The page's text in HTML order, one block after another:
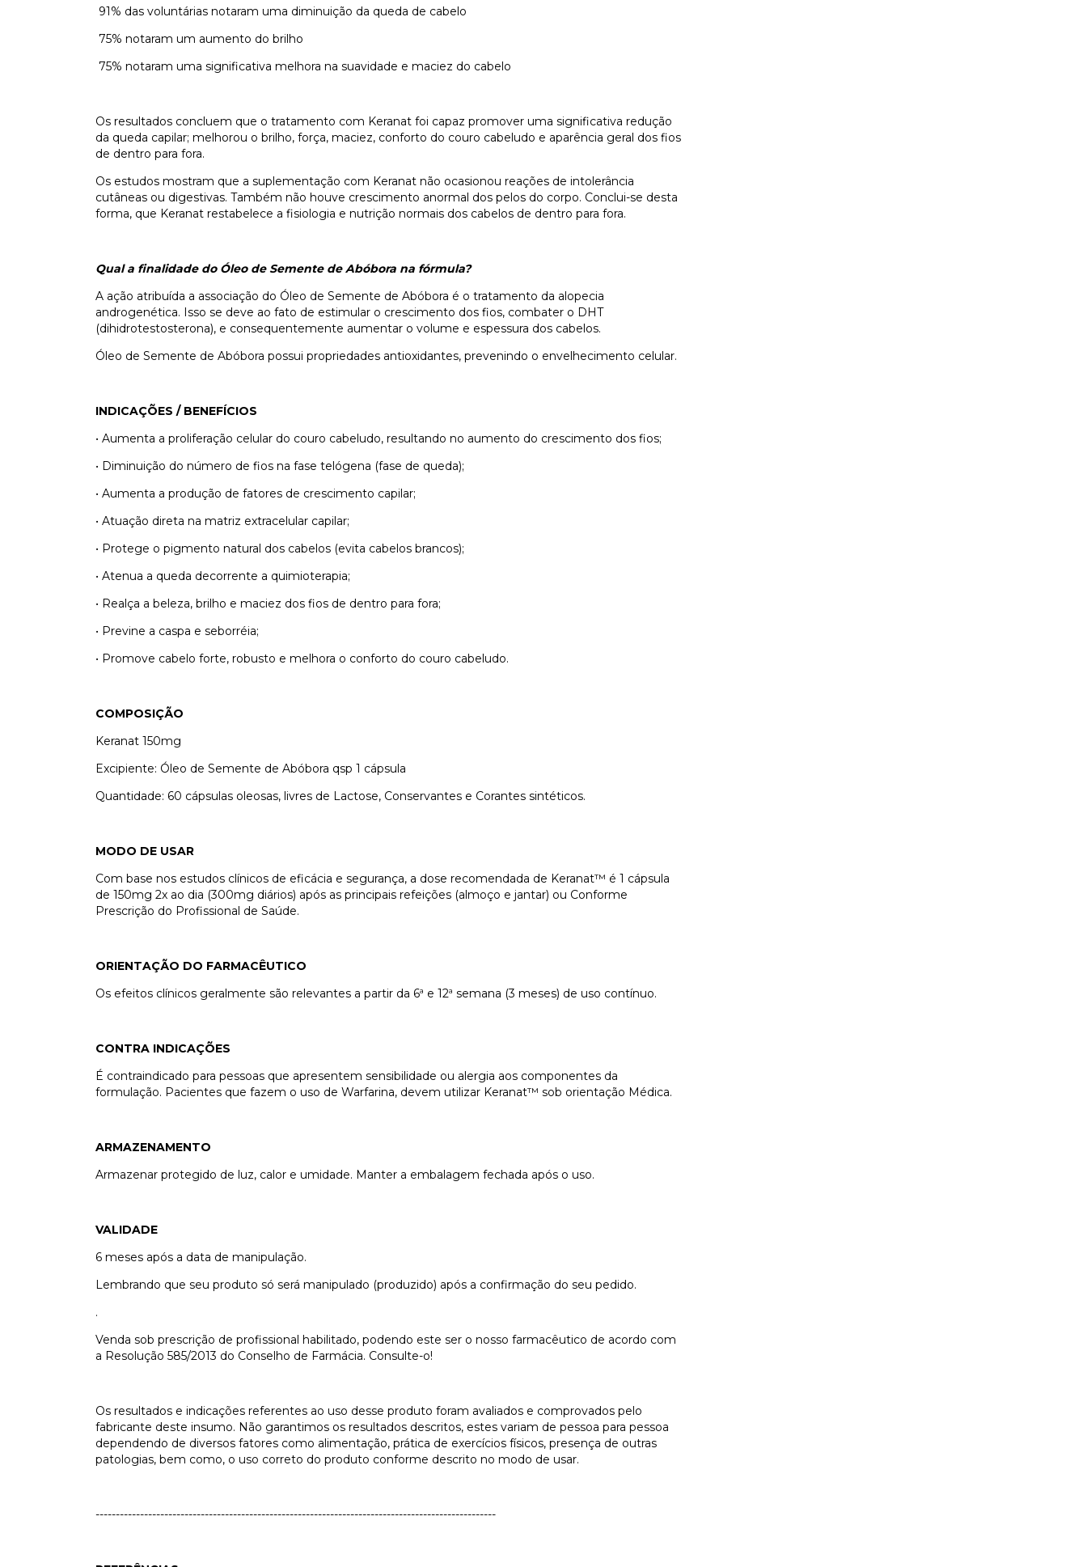
91% das voluntárias notaram uma diminuição da queda de cabelo
75% notaram um aumento do brilho
75% notaram uma significativa melhora na suavidade e maciez do cabelo
Os resultados concluem que o tratamento com Keranat foi capaz promover uma significativa redução
da queda capilar; melhorou o brilho, força, maciez, conforto do couro cabeludo e aparência geral dos fios
de dentro para fora.
Os estudos mostram que a suplementação com Keranat não ocasionou reações de intolerância
cutâneas ou digestivas. Também não houve crescimento anormal dos pelos do corpo. Conclui-se desta
forma, que Keranat restabelece a fisiologia e nutrição normais dos cabelos de dentro para fora.
Qual a finalidade do Óleo de Semente de Abóbora na fórmula?
A ação atribuída a associação do Óleo de Semente de Abóbora é o tratamento da alopecia
androgenética. Isso se deve ao fato de estimular o crescimento dos fios, combater o DHT
(dihidrotestosterona), e consequentemente aumentar o volume e espessura dos cabelos.
Óleo de Semente de Abóbora possui propriedades antioxidantes, prevenindo o envelhecimento celular.
INDICAÇÕES / BENEFÍCIOS
• Aumenta a proliferação celular do couro cabeludo, resultando no aumento do crescimento dos fios;
• Diminuição do número de fios na fase telógena (fase de queda);
• Aumenta a produção de fatores de crescimento capilar;
• Atuação direta na matriz extracelular capilar;
• Protege o pigmento natural dos cabelos (evita cabelos brancos);
• Atenua a queda decorrente a quimioterapia;
• Realça a beleza, brilho e maciez dos fios de dentro para fora;
• Previne a caspa e seborréia;
• Promove cabelo forte, robusto e melhora o conforto do couro cabeludo.
COMPOSIÇÃO
Keranat 150mg
Excipiente: Óleo de Semente de Abóbora qsp 1 cápsula
Quantidade: 60 cápsulas oleosas, livres de Lactose, Conservantes e Corantes sintéticos.
MODO DE USAR
Com base nos estudos clínicos de eficácia e segurança, a dose recomendada de Keranat™ é 1 cápsula
de 150mg 2x ao dia (300mg diários) após as principais refeições (almoço e jantar) ou Conforme
Prescrição do Profissional de Saúde.
ORIENTAÇÃO DO FARMACÊUTICO
Os efeitos clínicos geralmente são relevantes a partir da 6ª e 12ª semana (3 meses) de uso contínuo.
CONTRA INDICAÇÕES
É contraindicado para pessoas que apresentem sensibilidade ou alergia aos componentes da
formulação. Pacientes que fazem o uso de Warfarina, devem utilizar Keranat™ sob orientação Médica.
ARMAZENAMENTO
Armazenar protegido de luz, calor e umidade. Manter a embalagem fechada após o uso.
VALIDADE
6 meses após a data de manipulação.
Lembrando que seu produto só será manipulado (produzido) após a confirmação do seu pedido.
.
Venda sob prescrição de profissional habilitado, podendo este ser o nosso farmacêutico de acordo com
a Resolução 585/2013 do Conselho de Farmácia. Consulte-o!
Os resultados e indicações referentes ao uso desse produto foram avaliados e comprovados pelo
fabricante deste insumo. Não garantimos os resultados descritos, estes variam de pessoa para pessoa
dependendo de diversos fatores como alimentação, prática de exercícios físicos, presença de outras
patologias, bem como, o uso correto do produto conforme descrito no modo de usar.
---------------------------------------------------------------------------------------------------